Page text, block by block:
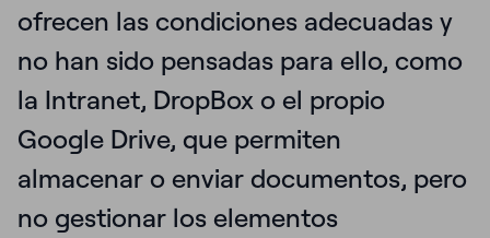
ofrecen las condiciones adecuadas y
no han sido pensadas para ello, como
la Intranet, DropBox o el propio
Google Drive, que permiten
almacenar o enviar documentos, pero
no gestionar los elementos